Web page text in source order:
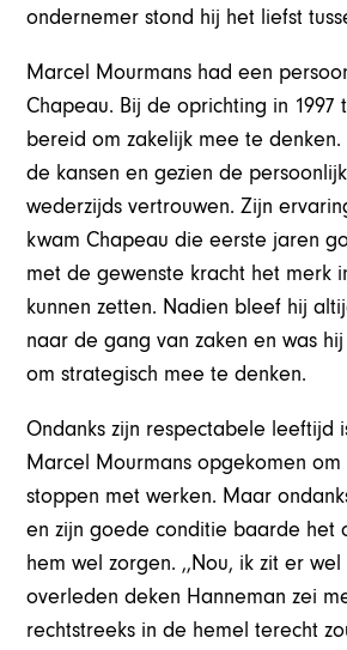
ondernemer stond hij het liefst
Marcel Mourmans had een
Chapeau. Bij de oprichting in 1997
bereid om zakelijk mee te
de kansen en gezien de
wederzijds vertrouwen. Zijn
kwam Chapeau die eerste jaren
met de gewenste kracht het merk
kunnen zetten. Nadien bleef hij
naar de gang van zaken en was
om strategisch mee te denken.
Ondanks zijn respectabele leeftijd
Marcel Mourmans opgekomen
stoppen met werken. Maar
en zijn goede conditie baarde het
hem wel zorgen. ,,Nou, ik zit er
overleden deken Hanneman zei
rechtstreeks in de hemel terecht